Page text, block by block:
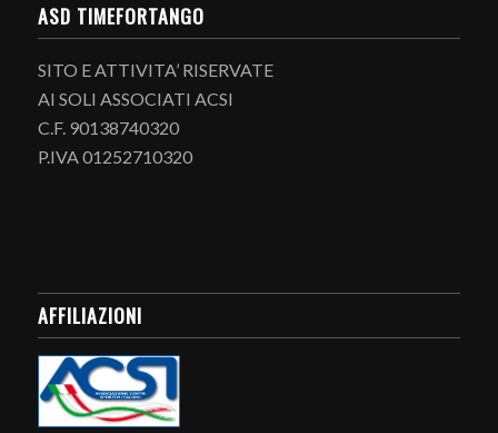
ASD TIMEFORTANGO
SITO E ATTIVITA’ RISERVATE
AI SOLI ASSOCIATI ACSI
C.F. 90138740320
P.IVA 01252710320
AFFILIAZIONI